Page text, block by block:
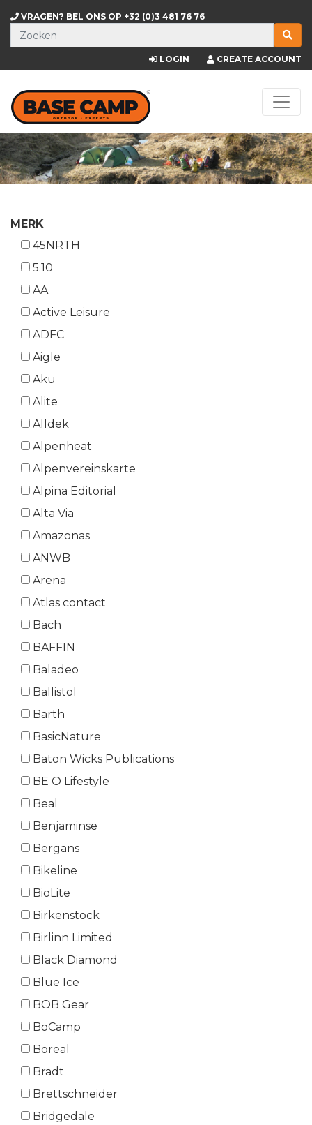
VRAGEN? BEL ONS OP +32 (0)3 481 76 76
LOGIN CREATE ACCOUNT
MERK
45NRTH
5.10
AA
Active Leisure
ADFC
Aigle
Aku
Alite
Alldek
Alpenheat
Alpenvereinskarte
Alpina Editorial
Alta Via
Amazonas
ANWB
Arena
Atlas contact
Bach
BAFFIN
Baladeo
Ballistol
Barth
BasicNature
Baton Wicks Publications
BE O Lifestyle
Beal
Benjaminse
Bergans
Bikeline
BioLite
Birkenstock
Birlinn Limited
Black Diamond
Blue Ice
BOB Gear
BoCamp
Boreal
Bradt
Brettschneider
Bridgedale